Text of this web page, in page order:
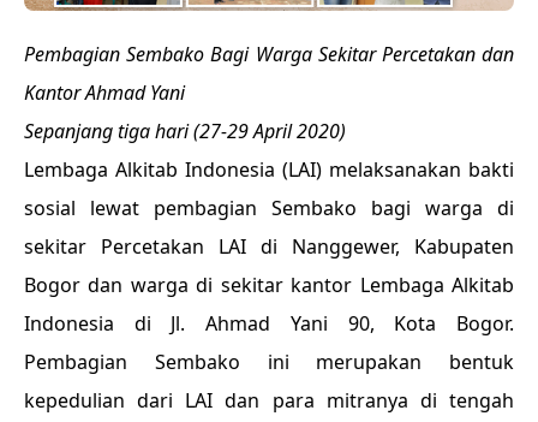
Pembagian Sembako Bagi Warga Sekitar Percetakan dan
Kantor Ahmad Yani
Sepanjang tiga hari (27-29 April 2020)
Lembaga Alkitab Indonesia (LAI) melaksanakan bakti
sosial lewat pembagian Sembako bagi warga di
sekitar Percetakan LAI di Nanggewer, Kabupaten
Bogor dan warga di sekitar kantor Lembaga Alkitab
Indonesia di Jl. Ahmad Yani 90, Kota Bogor.
Pembagian Sembako ini merupakan bentuk
kepedulian dari LAI dan para mitranya di tengah